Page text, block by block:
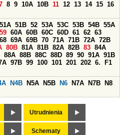
8 9 10A 10B 11 12 13 14 15 16
51A 51B 52 53A 53C 53B 54B 55A
59 60A 60B 60C 60D 61 62 63
68 69A 69B 70 71A 71B 72A 72B
80B 81A 81B 82A 82B 83 84A
88A 88B 88C 88D 89 90 91A 91B
97B 99 100 101 201 202 6.
F1
N4B N5A N5B N6 N7A N7B
N8
Utrudnienia
Schematy